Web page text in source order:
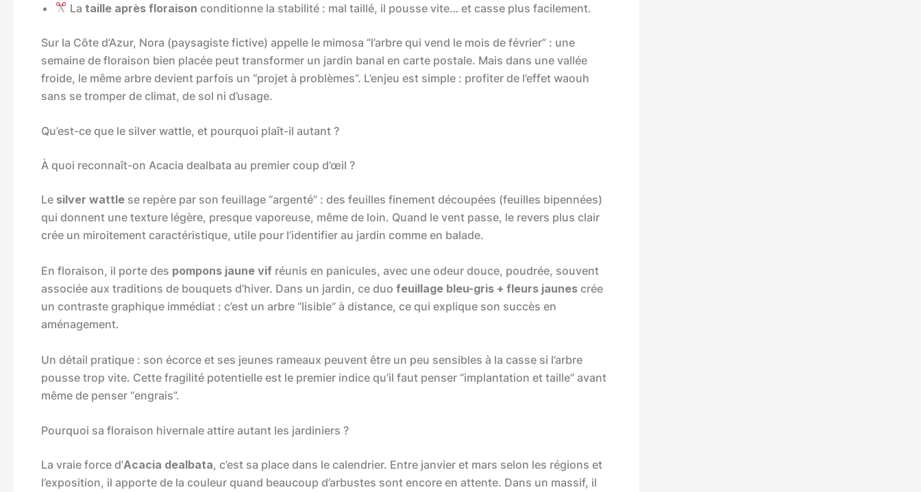
Lataille après floraison conditionne la stabilité : mal taillé, il pousse vite… et casse plus facilement.
Sur la Côte d’Azur, Nora (paysagiste fictive) appelle le mimosa “l’arbre qui vend le mois de février” : une
semaine de floraison bien placée peut transformer un jardin banal en carte postale. Mais dans une vallée
froide, le même arbre devient parfois un “projet à problèmes”. L’enjeu est simple : profiter de l’effet waouh
sans se tromper de climat, de sol ni d’usage.
Qu’est-ce que le silver wattle, et pourquoi plaît-il autant ?
À quoi reconnaît-on Acacia dealbata au premier coup d’œil ?
Le silver wattle se repère par son feuillage “argenté” : des feuilles finement découpées (feuilles bipennées)
qui donnent une texture légère, presque vaporeuse, même de loin. Quand le vent passe, le revers plus clair
crée un miroitement caractéristique, utile pour l’identifier au jardin comme en balade.
En floraison, il porte des pompons jaune vif réunis en panicules, avec une odeur douce, poudrée, souvent
associée aux traditions de bouquets d’hiver. Dans un jardin, ce duo feuillage bleu-gris + fleurs jaunes crée
un contraste graphique immédiat : c’est un arbre “lisible” à distance, ce qui explique son succès en
aménagement.
Un détail pratique : son écorce et ses jeunes rameaux peuvent être un peu sensibles à la casse si l’arbre
pousse trop vite. Cette fragilité potentielle est le premier indice qu’il faut penser “implantation et taille” avant
même de penser “engrais”.
Pourquoi sa floraison hivernale attire autant les jardiniers ?
La vraie force d’Acacia dealbata, c’est sa place dans le calendrier. Entre janvier et mars selon les régions et
l’exposition, il apporte de la couleur quand beaucoup d’arbustes sont encore en attente. Dans un massif, il